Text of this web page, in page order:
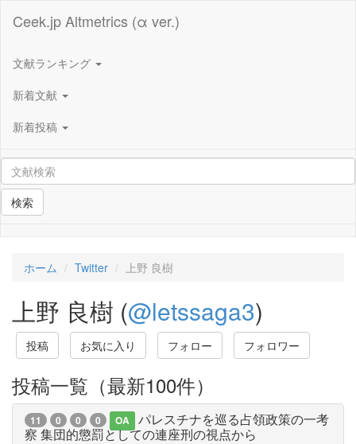
Ceek.jp Altmetrics (α ver.)
文献ランキング
新着文献
新着投稿
検索
ホーム Twitter 上野 良樹
上野 良樹 (@letssaga3)
投稿 お気に入り フォロー フォロワー
投稿一覧（最新100件）
11 0 0 0 OA
パレスチナを巡る占領政策の一考
察 集団的懲罰としての連座刑の視点から